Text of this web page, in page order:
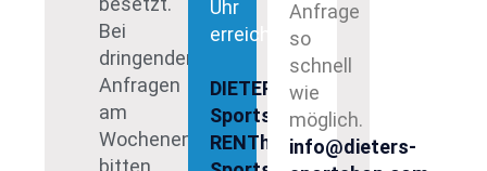
Bei
dringenden
Anfragen
am
Wochenende,
bitten
Uhr
erreichen.
DIETERs
Sportshop
RENThier
Anfrage
so
schnell
wie
möglich.
info@dieters-